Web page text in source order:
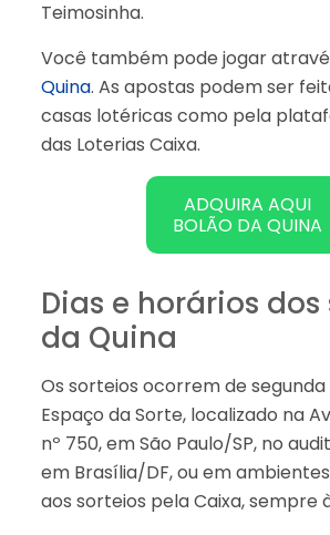
Teimosinha.
Você também pode jogar
Quina. As apostas podem ser
casas lotéricas como pela
das Loterias Caixa.
ADQUIRA AQUI
BOLÃO DA QUINA
Dias e horários
da Quina
Os sorteios ocorrem de
Espaço da Sorte, localizado na
nº 750, em São Paulo/SP, no
em Brasília/DF, ou em
aos sorteios pela Caixa, sempre